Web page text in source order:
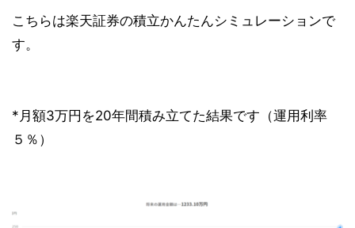
こちらは楽天証券の積立かんたんシミュレーションで
す。
*月額3万円を20年間積み立てた結果です（運用利率
５％）